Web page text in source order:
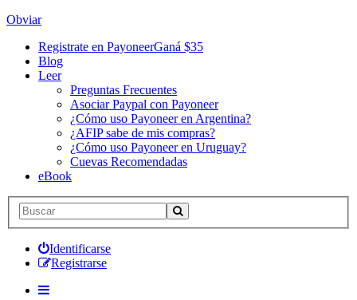
Obviar
Registrate en PayoneerGaná $35
Blog
Leer
Preguntas Frecuentes
Asociar Paypal con Payoneer
¿Cómo uso Payoneer en Argentina?
¿AFIP sabe de mis compras?
¿Cómo uso Payoneer en Uruguay?
Cuevas Recomendadas
eBook
Identificarse
Registrarse